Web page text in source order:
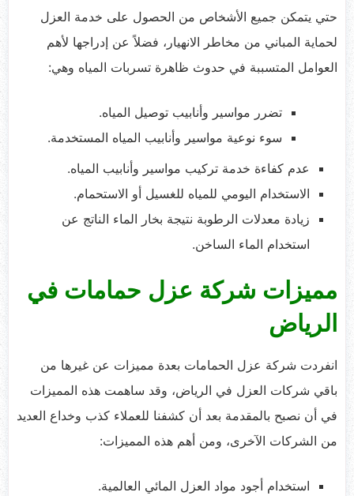
حتي يتمكن جميع الأشخاص من الحصول على خدمة العزل
لحماية المباني من مخاطر الانهيار، فضلاً عن إدراجها لأهم
العوامل المتسببة في حدوث ظاهرة تسربات المياه وهي:
تضرر مواسير وأنابيب توصيل المياه.
سوء نوعية مواسير وأنابيب المياه المستخدمة.
عدم كفاءة خدمة تركيب مواسير وأنابيب المياه.
الاستخدام اليومي للمياه للغسيل أو الاستحمام.
زيادة معدلات الرطوبة نتيجة بخار الماء الناتج عن
استخدام الماء الساخن.
مميزات شركة عزل حمامات في
الرياض
انفردت شركة عزل الحمامات بعدة مميزات عن غيرها من
باقي شركات العزل في الرياض، وقد ساهمت هذه المميزات
في أن نصبح بالمقدمة بعد أن كشفنا للعملاء كذب وخداع العديد
من الشركات الآخرى، ومن أهم هذه المميزات:
استخدام أجود مواد العزل المائي العالمية.